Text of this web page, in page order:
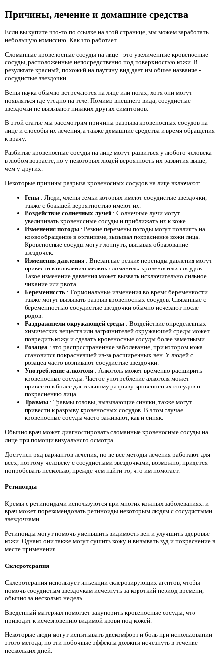
Причины, лечение и домашние средства
Если вы купите что-то по ссылке на этой странице, мы можем заработать
небольшую комиссию. Как это работает.
Сломанные кровеносные сосуды на лице - это увеличенные кровеносные
сосуды, расположенные непосредственно под поверхностью кожи. В
результате красный, похожий на паутину вид дает им общее название -
сосудистые звездочки.
Вены паука обычно встречаются на лице или ногах, хотя они могут
появляться где угодно на теле. Помимо внешнего вида, сосудистые
звездочки не вызывают никаких других симптомов.
В этой статье мы рассмотрим причины разрыва кровеносных сосудов на
лице и способы их лечения, а также домашние средства и время обращения
к врачу.
Разбитые кровеносные сосуды на лице могут развиться у любого человека
в любом возрасте, но у некоторых людей вероятность их развития выше,
чем у других.
Некоторые причины разрыва кровеносных сосудов на лице включают:
Гены : Люди, члены семьи которых имеют сосудистые звездочки,
также с большей вероятностью имеют их.
Воздействие солнечных лучей : Солнечные лучи могут
увеличивать кровеносные сосуды и приближать их к коже.
Изменения погоды : Резкие перемены погоды могут повлиять на
кровообращение в организме, вызывая покраснение кожи лица.
Кровеносные сосуды могут лопнуть, вызывая образование
звездочек.
Изменения давления : Внезапные резкие перепады давления могут
привести к появлению мелких сломанных кровеносных сосудов.
Такое изменение давления может вызвать исключительно сильное
чихание или рвота.
Беременность : Гормональные изменения во время беременности
также могут вызывать разрыв кровеносных сосудов. Связанные с
беременностью сосудистые звездочки обычно исчезают после
родов.
Раздражители окружающей среды : Воздействие определенных
химических веществ или загрязнителей окружающей среды может
повредить кожу и сделать кровеносные сосуды более заметными.
Розацеа : это распространенное заболевание, при котором кожа
становится покрасневшей из-за расширенных вен. У людей с
розацеа часто возникают сосудистые звездочки.
Употребление алкоголя : Алкоголь может временно расширить
кровеносные сосуды. Частое употребление алкоголя может
привести к более длительному разрыву кровеносных сосудов и
покраснению лица.
Травмы : Травмы головы, вызывающие синяки, также могут
привести к разрыву кровеносных сосудов. В этом случае
кровеносные сосуды часто заживают, как и синяк.
Обычно врач может диагностировать сломанные кровеносные сосуды на
лице при помощи визуального осмотра.
Доступен ряд вариантов лечения, но не все методы лечения работают для
всех, поэтому человеку с сосудистыми звездочками, возможно, придется
попробовать несколько, прежде чем найти то, что им помогает.
Ретиноиды
Кремы с ретиноидами используются при многих кожных заболеваниях, и
врач может порекомендовать ретиноиды некоторым людям с сосудистыми
звездочками.
Ретиноиды могут помочь уменьшить видимость вен и улучшить здоровье
кожи. Однако они также могут сушить кожу и вызывать зуд и покраснение в
месте применения.
Склеротерапия
Склеротерапия использует инъекции склерозирующих агентов, чтобы
помочь сосудистым звездочкам исчезнуть за короткий период времени,
обычно за несколько недель.
Введенный материал помогает закупорить кровеносные сосуды, что
приводит к исчезновению видимой крови под кожей.
Некоторые люди могут испытывать дискомфорт и боль при использовании
этого метода, но эти побочные эффекты должны исчезнуть в течение
нескольких дней.